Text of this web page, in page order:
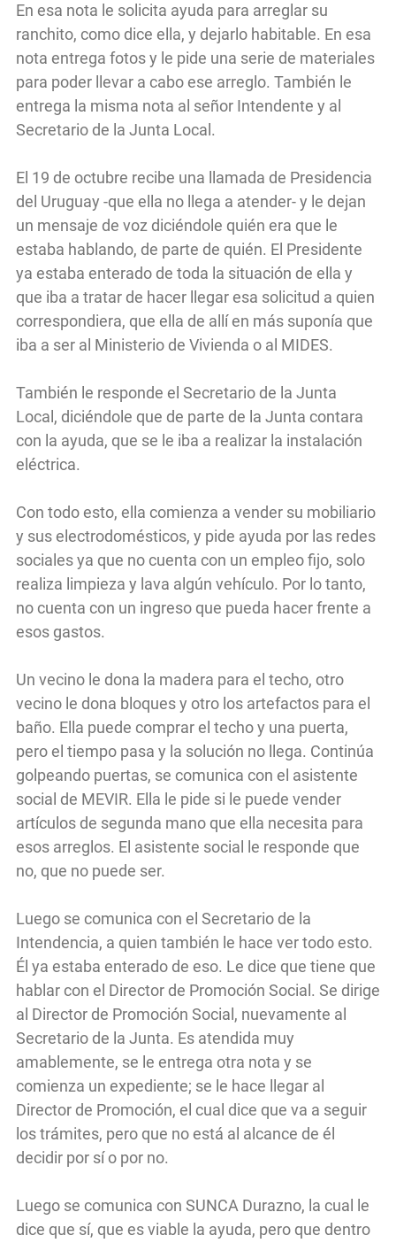
En esa nota le solicita ayuda para arreglar su
ranchito, como dice ella, y dejarlo habitable. En esa
nota entrega fotos y le pide una serie de materiales
para poder llevar a cabo ese arreglo. También le
entrega la misma nota al señor Intendente y al
Secretario de la Junta Local.
El 19 de octubre recibe una llamada de Presidencia
del Uruguay -que ella no llega a atender- y le dejan
un mensaje de voz diciéndole quién era que le
estaba hablando, de parte de quién. El Presidente
ya estaba enterado de toda la situación de ella y
que iba a tratar de hacer llegar esa solicitud a quien
correspondiera, que ella de allí en más suponía que
iba a ser al Ministerio de Vivienda o al MIDES.
También le responde el Secretario de la Junta
Local, diciéndole que de parte de la Junta contara
con la ayuda, que se le iba a realizar la instalación
eléctrica.
Con todo esto, ella comienza a vender su mobiliario
y sus electrodomésticos, y pide ayuda por las redes
sociales ya que no cuenta con un empleo fijo, solo
realiza limpieza y lava algún vehículo. Por lo tanto,
no cuenta con un ingreso que pueda hacer frente a
esos gastos.
Un vecino le dona la madera para el techo, otro
vecino le dona bloques y otro los artefactos para el
baño. Ella puede comprar el techo y una puerta,
pero el tiempo pasa y la solución no llega. Continúa
golpeando puertas, se comunica con el asistente
social de MEVIR. Ella le pide si le puede vender
artículos de segunda mano que ella necesita para
esos arreglos. El asistente social le responde que
no, que no puede ser.
Luego se comunica con el Secretario de la
Intendencia, a quien también le hace ver todo esto.
Él ya estaba enterado de eso. Le dice que tiene que
hablar con el Director de Promoción Social. Se dirige
al Director de Promoción Social, nuevamente al
Secretario de la Junta. Es atendida muy
amablemente, se le entrega otra nota y se
comienza un expediente; se le hace llegar al
Director de Promoción, el cual dice que va a seguir
los trámites, pero que no está al alcance de él
decidir por sí o por no.
Luego se comunica con SUNCA Durazno, la cual le
dice que sí, que es viable la ayuda, pero que dentro